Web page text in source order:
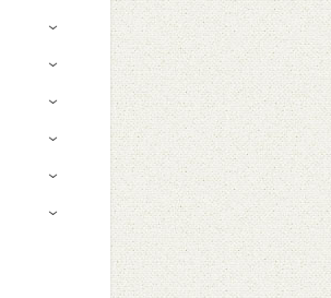
›
›
›
›
›
›